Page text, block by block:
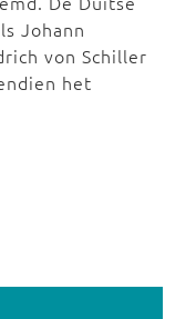
Johann
von Schiller
het